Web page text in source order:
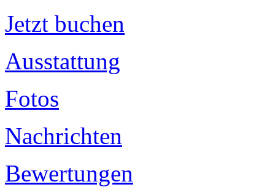
Jetzt buchen
Ausstattung
Fotos
Nachrichten
Bewertungen